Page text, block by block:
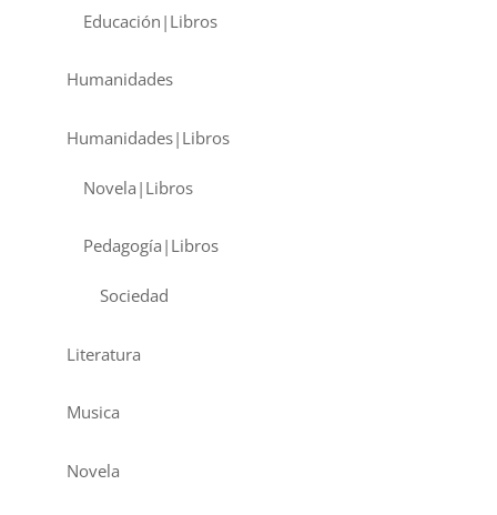
Educación|Libros
Humanidades
Humanidades|Libros
Novela|Libros
Pedagogía|Libros
Sociedad
Literatura
Musica
Novela